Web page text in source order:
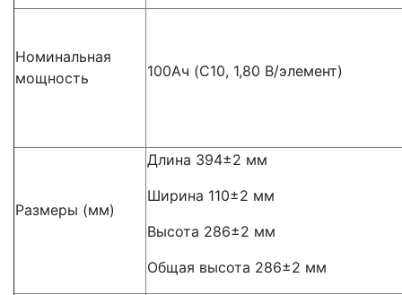
Номинальная
мощность
100Ач (C10, 1,80 В/элемент)
Размеры (мм)
Длина 394±2 мм
Ширина 110±2 мм
Высота 286±2 мм
Общая высота 286±2 мм